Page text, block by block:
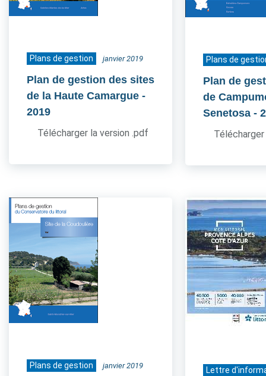
Plans de gestion janvier 2019
Plan de gestion des sites
de la Haute Camargue -
2019
Télécharger la version .pdf
Plans de
Plan de
de
Senetosa -
Plans de gestion janvier 2019
Lettre